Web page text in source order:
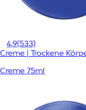
4,9(533)
Creme | Trockene
Creme 75ml